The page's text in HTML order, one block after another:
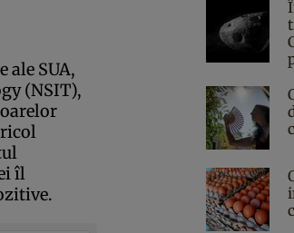
ale SUA,
(NSIT),
îl